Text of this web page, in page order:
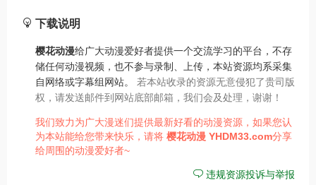
下载说明
樱花动漫给广大动漫爱好者提供一个交流学习的平台，不存
储任何动漫视频，也不参与录制、上传，本站资源均系采集
自网络或字幕组网站。 若本站收录的资源无意侵犯了贵司版
权，请发送邮件到网站底部邮箱，我们会及处理，谢谢！
我们致力为广大漫迷们提供最新好看的动漫资源，如果您认
为本站能给您带来快乐，请将 樱花动漫 YHDM33.com分享
给周围的动漫爱好者~
违规资源投诉与举报